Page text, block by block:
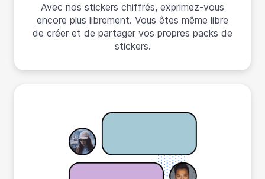
Avec nos stickers chiffrés, exprimez-vous
encore plus librement. Vous êtes même libre
de créer et de partager vos propres packs de
stickers.